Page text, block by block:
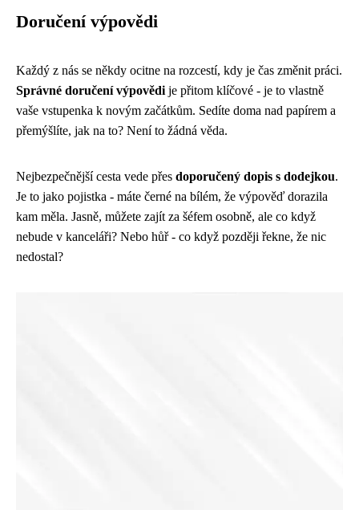
Doručení výpovědi
Každý z nás se někdy ocitne na rozcestí, kdy je čas změnit práci.
Správné doručení výpovědi je přitom klíčové - je to vlastně
vaše vstupenka k novým začátkům. Sedíte doma nad papírem a
přemýšlíte, jak na to? Není to žádná věda.
Nejbezpečnější cesta vede přes doporučený dopis s dodejkou.
Je to jako pojistka - máte černé na bílém, že výpověď dorazila
kam měla. Jasně, můžete zajít za šéfem osobně, ale co když
nebude v kanceláři? Nebo hůř - co když později řekne, že nic
nedostal?